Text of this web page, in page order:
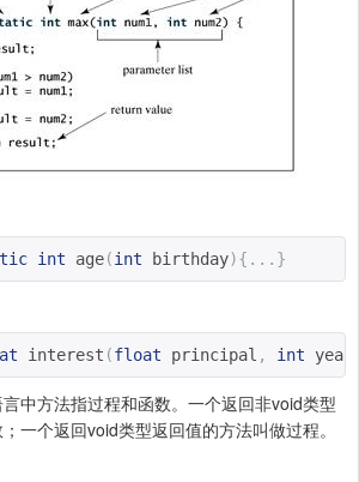
int age(int birthday){...}
interest (float principal , int year
中方法指过程和函数。一个返回非void类型
一个返回void类型返回值的方法叫做过程。